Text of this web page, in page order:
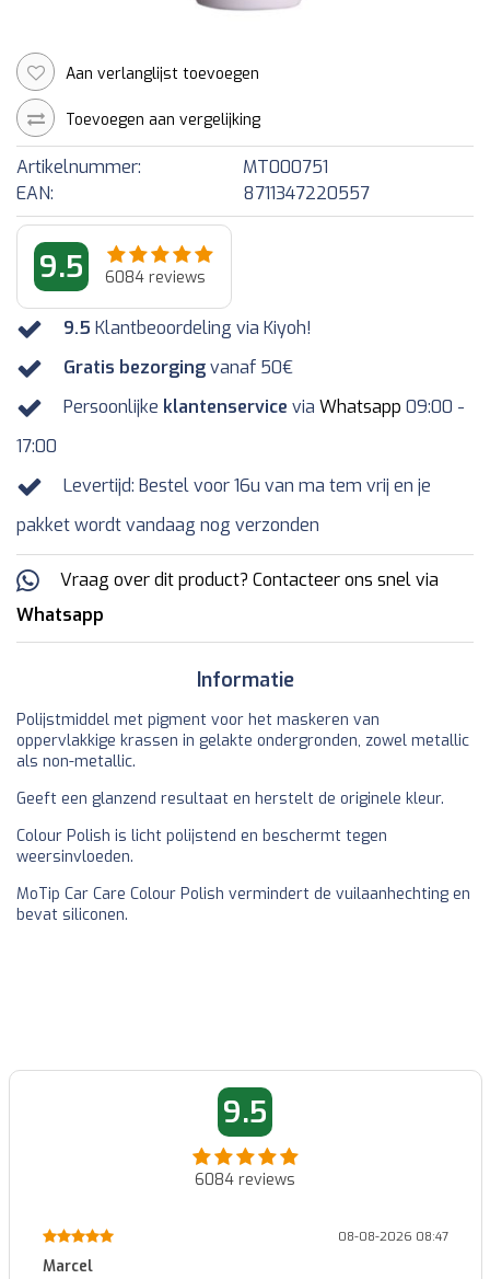
Aan verlanglijst toevoegen
Toevoegen aan vergelijking
Artikelnummer:
MT000751
EAN:
8711347220557
9.5 6084 reviews
9.5 Klantbeoordeling via Kiyoh!
Gratis bezorgingvanaf 50€
Persoonlijke klantenservice via Whatsapp 09:00 -
17:00
Levertijd: Bestel voor 16u van ma tem vrij en je
pakket wordt vandaag nog verzonden
Vraag over dit product? Contacteer ons snel via
Whatsapp
Informatie
Polijstmiddel met pigment voor het maskeren van
oppervlakkige krassen in gelakte ondergronden, zowel metallic
als non-metallic.
Geeft een glanzend resultaat en herstelt de originele kleur.
Colour Polish is licht polijstend en beschermt tegen
weersinvloeden.
MoTip Car Care Colour Polish vermindert de vuilaanhechting en
bevat siliconen.
9.5
6084 reviews
08-08-2026 08:47
Marcel